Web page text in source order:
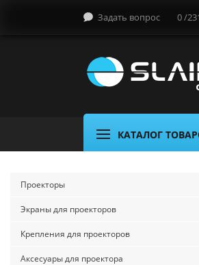
Задать вопрос 0 /
КАТАЛОГ
Проекторы
Экраны для проекторов
Крепления для проекторов
Аксесуары для проектора